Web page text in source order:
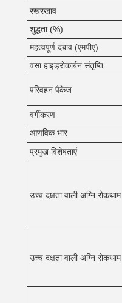
रखरखाव
शुद्धता (%)
महत्वपूर्ण दबाव (एमपीए)
वसा हाइड्रोकार्बन संतृप्ति
परिवहन पैकेज
वर्गीकरण
आणविक भार
प्रमुख विशेषताएं
उच्च दक्षता वाली अग्नि रोकथाम
उच्च दक्षता वाली अग्नि रोकथाम